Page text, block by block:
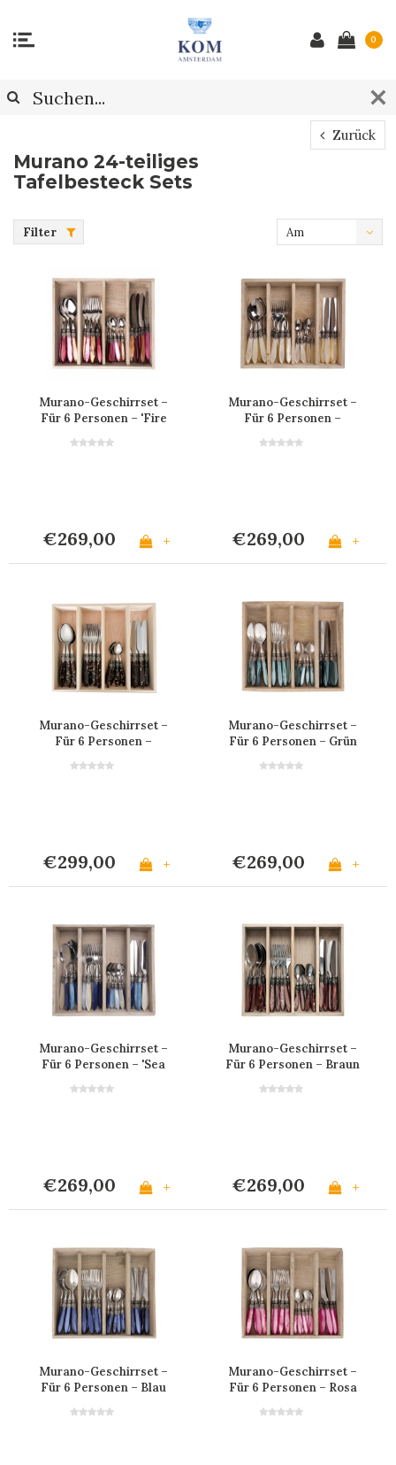
0
Zurück
Murano 24-teiliges
Tafelbesteck Sets
Filter
Am
angesehen
Murano-Geschirrset –
Für 6 Personen – 'Fire
€269,00 +
Murano-Geschirrset –
Für 6 Personen –
€269,00 +
Murano-Geschirrset –
Für 6 Personen –
€299,00 +
Murano-Geschirrset –
Für 6 Personen – Grün
€269,00 +
Murano-Geschirrset –
Für 6 Personen – 'Sea
€269,00 +
Murano-Geschirrset –
Für 6 Personen – Braun
€269,00 +
Murano-Geschirrset –
Für 6 Personen – Blau
Murano-Geschirrset –
Für 6 Personen – Rosa